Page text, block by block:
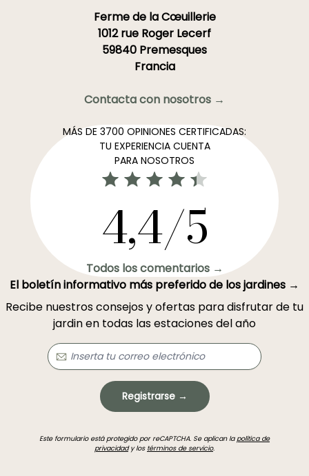
Ferme de la Cœuillerie
1012 rue Roger Lecerf
59840 Premesques
Francia
Contacta con nosotros →
MÁS DE 3700 OPINIONES CERTIFICADAS:
TU EXPERIENCIA CUENTA
PARA NOSOTROS
4,4/5
Todos los comentarios →
El boletín informativo más preferido de los jardines →
Recibe nuestros consejos y ofertas para disfrutar de tu
jardin en todas las estaciones del año
Registrarse →
Este formulario está protegido por reCAPTCHA. Se aplican lapolítica de
privacidady los términos de servicio.